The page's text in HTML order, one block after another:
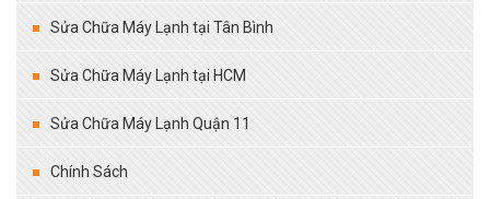
Sửa Chữa Máy Lạnh tại Tân Bình
Sửa Chữa Máy Lạnh tại HCM
Sửa Chữa Máy Lạnh Quận 11
Chính Sách